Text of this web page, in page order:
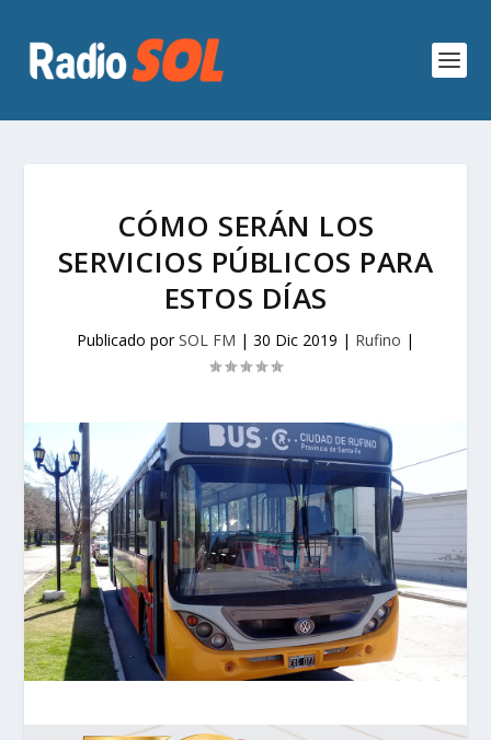
CÓMO SERÁN LOS
SERVICIOS PÚBLICOS PARA
ESTOS DÍAS
Publicado porSOL FM | 30 Dic 2019 | Rufino |